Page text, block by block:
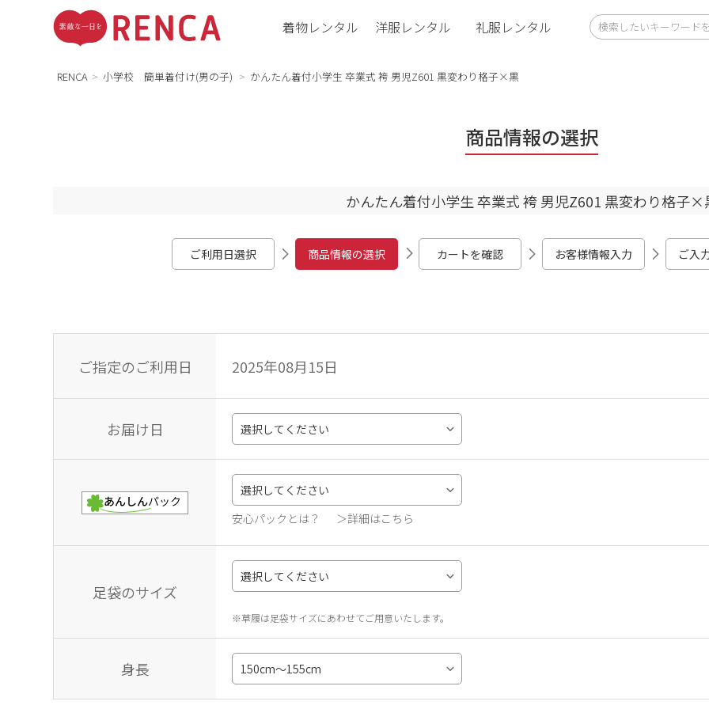
着物レンタル 洋服レンタル 礼服レンタル
RENCA 小学校 簡単着付け(男の子) かんたん着付小学生 卒業式 袴 男児Z601 黒変わり格子×黒
商品情報の選択
かんたん着付小学生 卒業式 袴 男児Z601 黒変わり格子×
ご利用日選択 商品情報の選択 カートを確認 お客様情報入力 ご入
ご指定のご利用日 2025年08月15日
お届け日
安心パックとは？ ＞詳細はこちら
足袋のサイズ
※草履は足袋サイズにあわせてご用意いたします。
身長